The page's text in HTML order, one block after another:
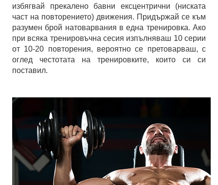
избягвай прекалено бавни ексцентрични (ниската
част на повторението) движения. Придържай се към
разумен брой натоварвания в една тренировка. Ако
при всяка тренировъчна сесия изпълняваш 10 серии
от 10-20 повторения, вероятно се претоварваш, с
оглед честотата на тренировките, които си си
поставил.